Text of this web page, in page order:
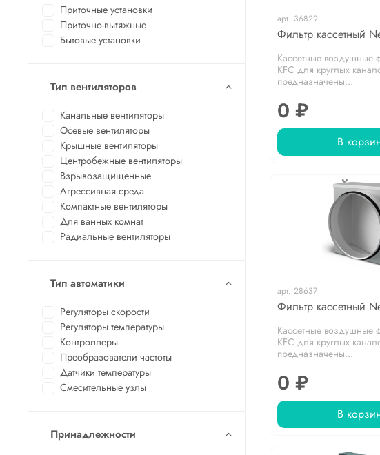
арт. 36829
Фильтр кассетный
Кассетные воздушные
KFC для круглых
предназначены...
0 ₽
В
арт.28637
Фильтр кассетный
Кассетные воздушные
KFC для круглых
предназначены...
0 ₽
В
Приточные установки
Приточно-вытяжные
Бытовые установки
Тип вентиляторов
Канальные вентиляторы
Осевые вентиляторы
Крышные вентиляторы
Центробежные вентиляторы
Взрывозащищенные
Агрессивная среда
Компактные вентиляторы
Для ванных комнат
Радиальные вентиляторы
Тип автоматики
Регуляторы скорости
Регуляторы температуры
Контроллеры
Преобразователи частоты
Датчики температуры
Смесительные узлы
Принадлежности